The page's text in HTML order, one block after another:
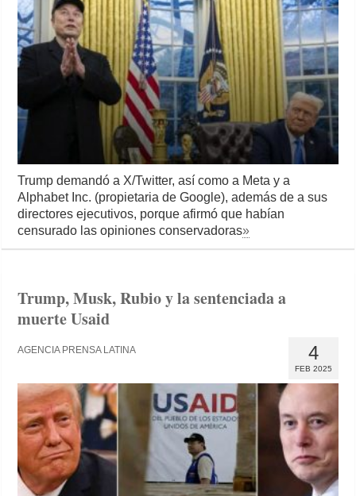
Trump demandó a X/Twitter, así como a Meta y a
Alphabet Inc. (propietaria de Google), además de a sus
directores ejecutivos, porque afirmó que habían
censurado las opiniones conservadoras»
Trump, Musk, Rubio y la sentenciada a
muerte Usaid
4
FEB 2025
AGENCIA PRENSA LATINA